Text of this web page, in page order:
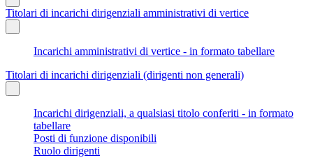
Titolari di incarichi dirigenziali amministrativi di vertice
Incarichi amministrativi di vertice - in formato tabellare
Titolari di incarichi dirigenziali (dirigenti non generali)
Incarichi dirigenziali, a qualsiasi titolo conferiti - in formato
tabellare
Posti di funzione disponibili
Ruolo dirigenti